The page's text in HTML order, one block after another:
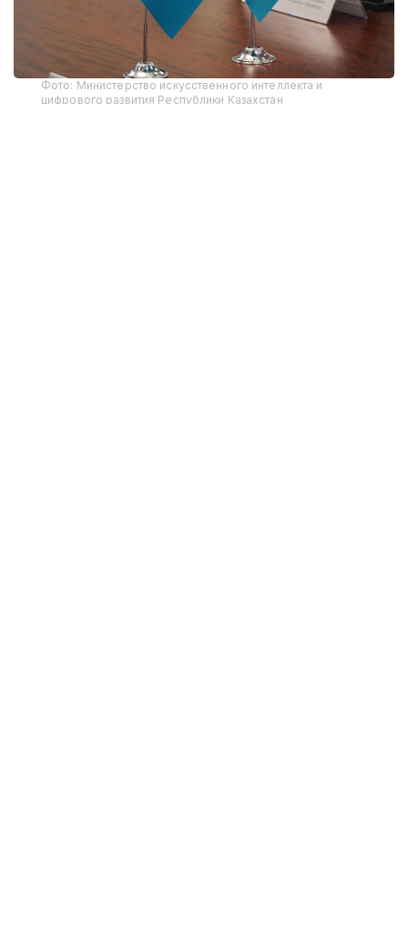
Фото: Министерство искусственного интеллекта и
цифрового развития Республики Казахстан